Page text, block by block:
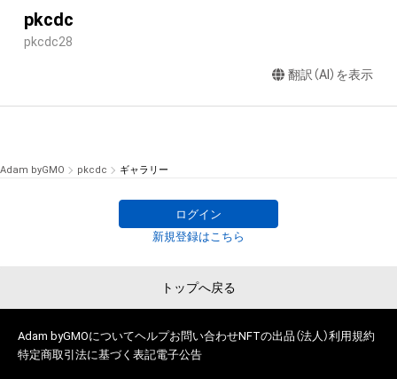
pkcdc
pkcdc28
翻訳（AI）を表示
Adam byGMO pkcdc ギャラリー
ログイン
新規登録はこちら
トップへ戻る
Adam byGMOについてヘルプお問い合わせNFTの出品（法人）利用規約
特定商取引法に基づく表記電子公告